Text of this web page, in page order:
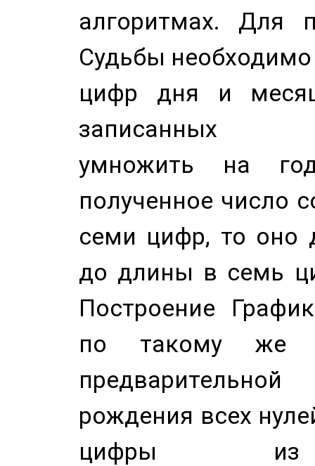
алгоритмах. Для
Судьбы
цифр дня и
записанных
умножить на
полученное число
семи цифр, то оно
до длины в семь
Построение
по такому же
рождения всех
цифры из